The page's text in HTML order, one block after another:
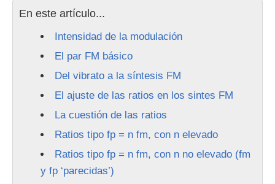
En este artículo...
Intensidad de la modulación
El par FM básico
Del vibrato a la síntesis FM
El ajuste de las ratios en los sintes FM
La cuestión de las ratios
Ratios tipo fp = n fm, con n elevado
Ratios tipo fp = n fm, con n no elevado (fm
y fp ‘parecidas’)